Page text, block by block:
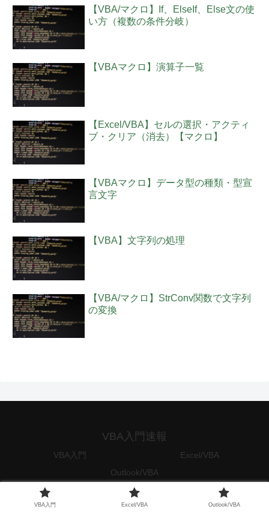
【VBA/マクロ】If、ElseIf、Else文の使
い方（複数の条件分岐）
【VBAマクロ】演算子一覧
【Excel/VBA】セルの選択・アクティ
ブ・クリア（消去）【マクロ】
【VBAマクロ】データ型の種類・型宣
言文字
【VBA】文字列の処理
【VBA/マクロ】StrConv関数で文字列
の変換
VBA入門速報
VBA入門
Excel/VBA
Outlook/VBA
© 2016 VBA入門速報.
VBA入門 Excel/VBA Outlook/VBA